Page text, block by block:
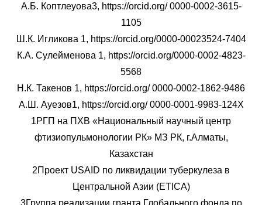
А.Б. Коптлеуова3, https://orcid.org/ 0000-0002-3615-
1105
Ш.К. Игликова 1, https://orcid.org/0000-00023524-7404
К.А. Сулейменова 1, https://orcid.org/0000-0002-4823-
5568
Н.К. Такенов 1, https://orcid.org/ 0000-0002-1862-9486
А.Ш. Ауезов1, https://orcid.org/ 0000-0001-9983-124X
1РГП на ПХВ «Национальный научный центр
фтизиопульмонологии РК» МЗ РК, г.Алматы,
Казахстан
2Проект USAID по ликвидации туберкулеза в
Центральной Азии (ETICA)
3Группа реализации гранта Глобального фонда по